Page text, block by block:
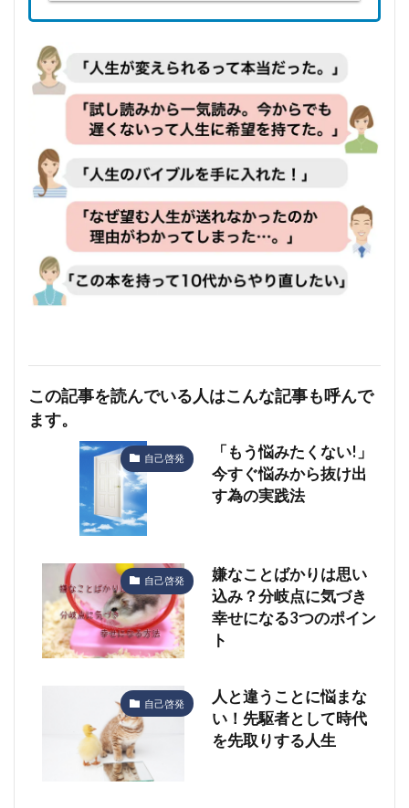
この記事を読んでいる人はこんな記事も呼んで
ます。
自己啓発
「もう悩みたくない!」
今すぐ悩みから抜け出
す為の実践法
自己啓発
嫌なことばかりは思い
込み？分岐点に気づき
幸せになる3つのポイン
ト
自己啓発
人と違うことに悩まな
い！先駆者として時代
を先取りする人生